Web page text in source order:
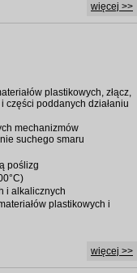
więcej >>
plastikowych, złącz,
części poddanych działaniu
mechanizmów
suchego smaru
poślizg
i alkalicznych
plastikowych i
więcej >>